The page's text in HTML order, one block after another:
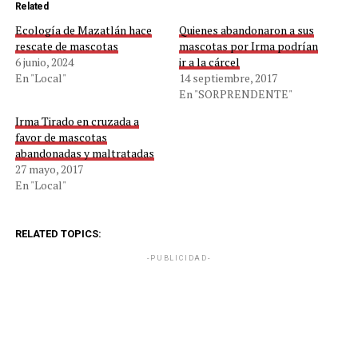
Related
Ecología de Mazatlán hace
rescate de mascotas
6 junio, 2024
En "Local"
Quienes abandonaron a sus
mascotas por Irma podrían
ir a la cárcel
14 septiembre, 2017
En "SORPRENDENTE"
Irma Tirado en cruzada a
favor de mascotas
abandonadas y maltratadas
27 mayo, 2017
En "Local"
RELATED TOPICS:
-PUBLICIDAD-